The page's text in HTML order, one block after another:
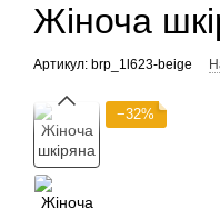
Жіноча
Артикул: brp_1l623-beige
−32%